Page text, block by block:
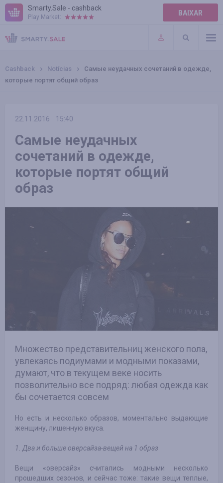
Smarty.Sale - cashback
Play Market: BAIXAR
AJUDA
TERMOS DE USO
Cashback Notícias
Самые неудачных сочетаний в одежде,
которые портят общий образ
22.11.2016 15:40
Самые неудачных
сочетаний в одежде,
которые портят общий
образ
Множество представительниц женского пола,
увлекаясь подиумами и модными показами,
думают, что в текущем веке носить
позволительно все подряд: любая одежда как
бы сочетается совсем
Но есть и несколько образов, моментально выдающие
женщину, лишенную вкуса.
1. Два и больше оверсайза-вещей на 1 образ
Вещи «оверсайз» считались модными несколько
прошедших сезонов, и сейчас тоже: такие вещи теплые,